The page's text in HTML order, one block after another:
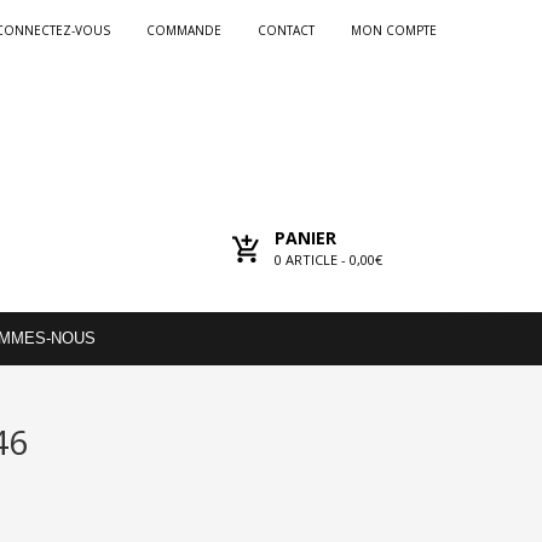
MON COMPTE
CONTACT
COMMANDE
VOUS
PANIER
0 ARTICLE - 0,00€
NOUS